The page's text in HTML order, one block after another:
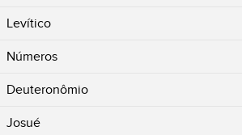
Levítico
Números
Deuteronômio
Josué